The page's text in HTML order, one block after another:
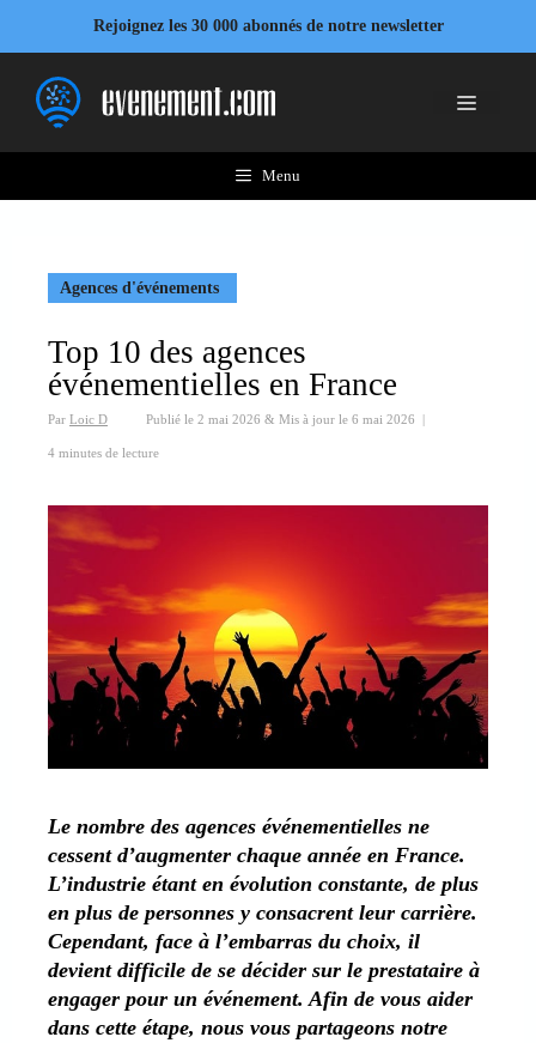
contenu
Rejoignez les 30 000 abonnés de notre newsletter
Menu
Menu
Agences d'événements
Top 10 des agences
événementielles en France
Par Loic D Publié le 2 mai 2026 & Mis à jour le 6 mai 2026 |
4 minutes de lecture
Le nombre des agences événementielles ne
cessent d’augmenter chaque année en France.
L’industrie étant en évolution constante, de plus
en plus de personnes y consacrent leur carrière.
Cependant, face à l’embarras du choix, il
devient difficile de se décider sur le prestataire à
engager pour un événement. Afin de vous aider
dans cette étape, nous vous partageons notre